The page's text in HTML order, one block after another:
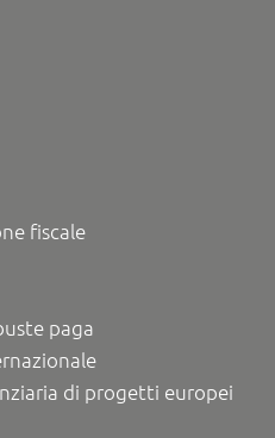
fiscale
paga
di progetti europei